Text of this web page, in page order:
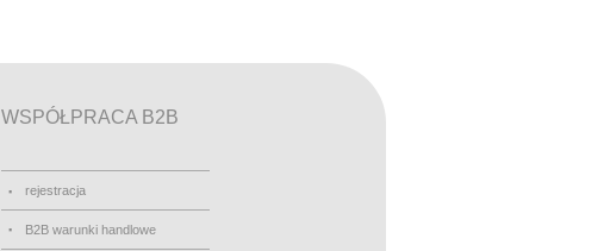
WSPÓŁPRACA B2B
rejestracja
B2B warunki handlowe